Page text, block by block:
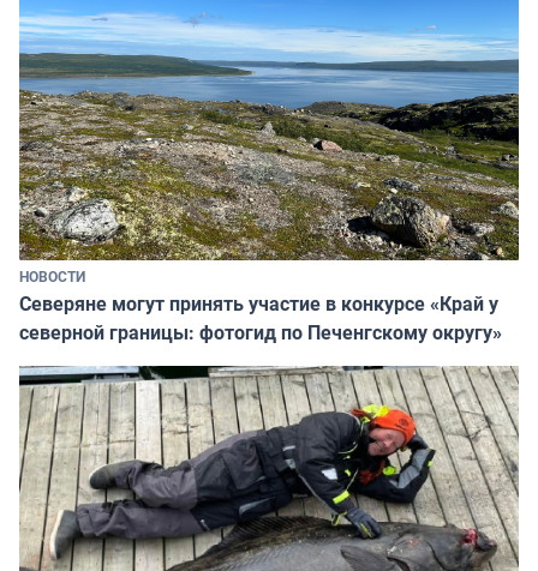
НОВОСТИ
Северяне могут принять участие в конкурсе «Край у
северной границы: фотогид по Печенгскому округу»